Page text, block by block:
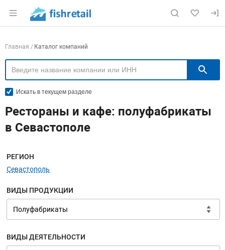
Раздел навигации по сайту fishretail.ru
Навигация по компаниям
Главная Каталог компаний
Искать в текущем разделе
Рестораны и кафе: полуфабрикаты
в Севастополе
Меню навигации
РЕГИОН
Севастополь
ВИДЫ ПРОДУКЦИИ
ВИДЫ ДЕЯТЕЛЬНОСТИ